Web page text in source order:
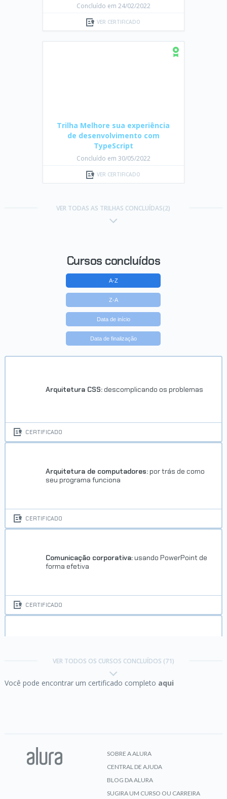
Concluído em 24/02/2022
VER CERTIFICADO
Trilha Melhore sua experiência
de desenvolvimento com
TypeScript
Concluído em 30/05/2022
VER CERTIFICADO
VER TODAS AS TRILHAS CONCLUÍDAS(2)
Cursos concluídos
A-Z
Z-A
Data de início
Data de finalização
Arquitetura CSS: descomplicando os problemas
CERTIFICADO
Arquitetura de computadores: por trás de como
seu programa funciona
CERTIFICADO
Comunicação corporativa: usando PowerPoint de
forma efetiva
CERTIFICADO
VER TODOS OS CURSOS CONCLUÍDOS (71)
Você pode encontrar um certificado completo aqui
SOBRE A ALURA
CENTRAL DE AJUDA
BLOG DA ALURA
SUGIRA UM CURSO OU CARREIRA